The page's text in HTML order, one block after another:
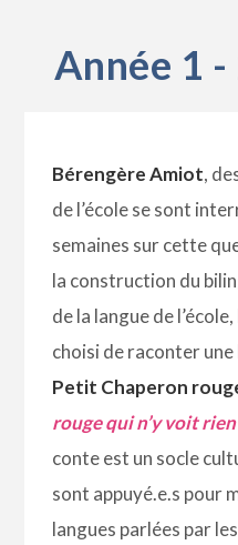
Année 1
Bérengère Amiot,
de l’école se sont
semaines sur cette
la construction du
de la langue de
choisi de raconter une
Petit Chaperon
rouge qui n’y voit rien
conte est un socle
sont appuyé.e.s pour
langues parlées par